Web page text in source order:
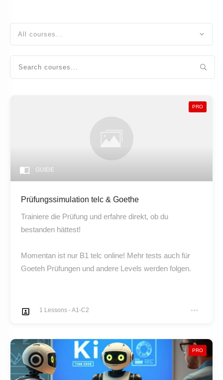
All courses...
PRO
GUIDE
Prüfungssimulation telc & Goethe
Trainiere die Prüfung und erfahre direkt, ob du
bestanden hättest!
Momentan ist nur B1 telc online! Mehr tests auch für
Goeteh Prüfungen und andere Levels werden folgen.
1 Lessons -A1-C2
PRO